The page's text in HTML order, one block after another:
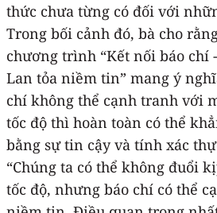
thức chưa từng có đối với
Trong bối cảnh đó, bà cho
chương trình “Kết nối báo chí
Lan tỏa niềm tin” mang ý
chí không thể cạnh tranh với
tốc độ thì hoàn toàn có thể
bằng sự tin cậy và tính xác
“Chúng ta có thể không đuổi
tốc độ, nhưng báo chí có thể